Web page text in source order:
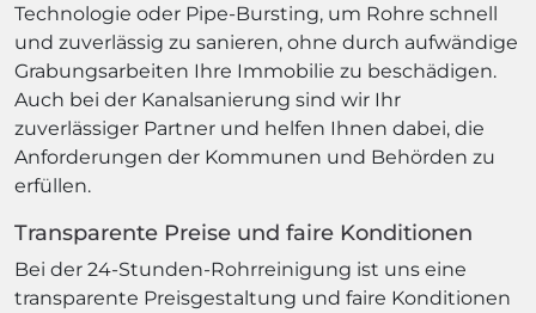
Technologie oder Pipe-Bursting, um Rohre schnell
und zuverlässig zu sanieren, ohne durch aufwändige
Grabungsarbeiten Ihre Immobilie zu beschädigen.
Auch bei der Kanalsanierung sind wir Ihr
zuverlässiger Partner und helfen Ihnen dabei, die
Anforderungen der Kommunen und Behörden zu
erfüllen.
Transparente Preise und faire Konditionen
Bei der 24-Stunden-Rohrreinigung ist uns eine
transparente Preisgestaltung und faire Konditionen